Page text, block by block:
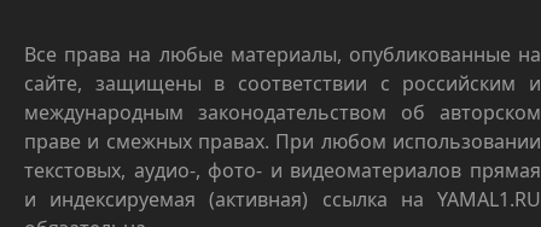
Все права на любые материалы, опубликованные на
сайте, защищены в соответствии с российским и
международным законодательством об авторском
праве и смежных правах. При любом использовании
текстовых, аудио-, фото- и видеоматериалов прямая
и индексируемая (активная) ссылка на YAMAL1.RU